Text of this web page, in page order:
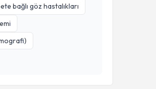
bağlı göz hastalıkları